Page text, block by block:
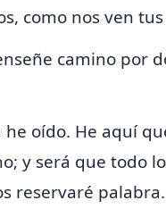
como nos ven tus
camino por
oído. He aquí
y será que todo
reservaré palabra.